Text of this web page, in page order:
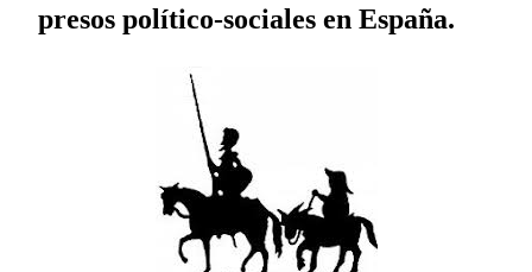
presos político-sociales en España.